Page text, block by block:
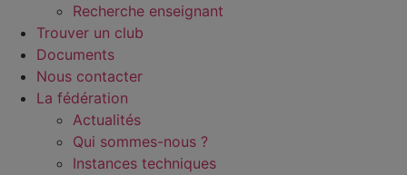
Recherche enseignant
Trouver un club
Documents
Nous contacter
La fédération
Actualités
Qui sommes-nous ?
Instances techniques